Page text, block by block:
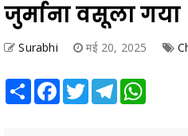
जुर्माना वसूला गया
Surabhi मई 20, 2025
Share Facebook
TwitterTelegram